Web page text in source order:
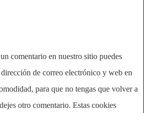
comentario en nuestro sitio puedes
de correo electrónico y web en
para que no tengas que volver a
otro comentario. Estas cookies